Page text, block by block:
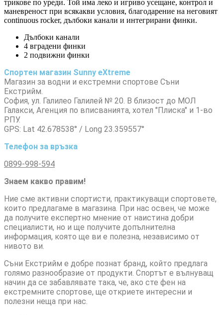
трикове по уреди. Той има леко и игриво усещане, контрол и
маневреност при всякакви условия, благодарение на неговият
continuous rocker, дълбоки канали и интегрирани финки.
Дълбоки канали
4 вградени финки
2 подвижни финки
Спортен магазин Sunny eXtreme
Магазин за водни и екстремни спортове Съни
Екстрийм.
София, ул. Галилео Галилей № 20. В близост до МОЛ
Галакси, Агенция по вписванията, хотел "Плиска" и 1-во
РПУ.
GPS: Lat 42.678538° / Long 23.359557°
Телефон за връзка
0899-998-594
Знаем какво правим!
Ние сме активни спортисти, практикуващи спортовете,
които предлагаме в магазина. При нас освен, че може
да получите експертно мнение от наистина добри
специалисти, но и ще получите допълнителна
информация, която ще ви е полезна, независимо от
нивото ви.
Съни Екстрийм е добре познат бранд, който предлага
голямо разнообразие от продукти. Спортът е вълнуващ
начин да се забавлявате така, че, ако сте фен на
екстремните спортове, ще откриете интересни и
полезни неща при нас.